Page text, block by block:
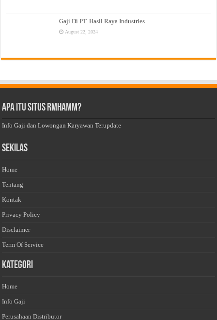
Gaji Di PT. Hasil Raya Industries
August 22, 2024
Apa Itu Situs Rmhamm?
Info Gaji dan Lowongan Karyawan Terupdate
Sekilas
Home
Tentang
Kontak
Privacy Policy
Disclaimer
Term Of Service
Kategori
Home
Info Gaji
Perusahaan Distributor